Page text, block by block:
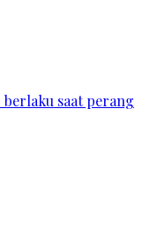
saat perang